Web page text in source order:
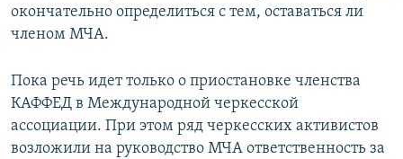
окончательно определиться с тем, оставаться ли
членом МЧА.
Пока речь идет только о приостановке членства
КАФФЕД в Международной черкесской
ассоциации. При этом ряд черкесских активистов
возложили на руководство МЧА ответственность за